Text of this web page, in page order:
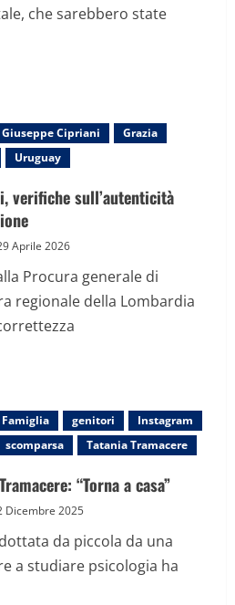
che sarebbero state
Giuseppe Cipriani
Grazia
Uruguay
verifiche sull’autenticità
Aprile 2026
Procura generale di
regionale della Lombardia
Famiglia genitori
Instagram
scomparsa Tatania Tramacere
“Torna a casa”
Dicembre 2025
da piccola da una
a studiare psicologia ha